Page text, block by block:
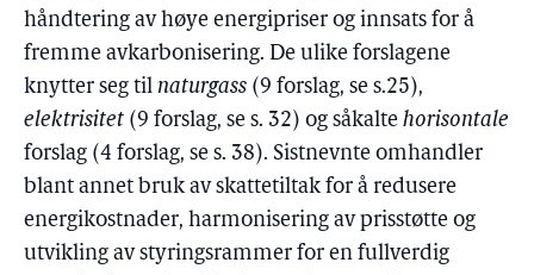
håndtering av høye energipriser og innsats for å
fremme avkarbonisering. De ulike forslagene
knytter seg til naturgass (9 forslag, se s.25),
elektrisitet (9 forslag, se s. 32) og såkalte horisontale
forslag (4 forslag, se s. 38). Sistnevnte omhandler
blant annet bruk av skattetiltak for å redusere
energikostnader, harmonisering av prisstøtte og
utvikling av styringsrammer for en fullverdig